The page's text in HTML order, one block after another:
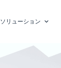
ソリューション